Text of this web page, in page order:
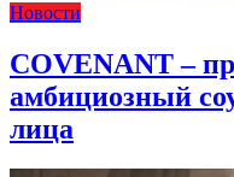
Новости
COVENANT –
амбициозный
лица